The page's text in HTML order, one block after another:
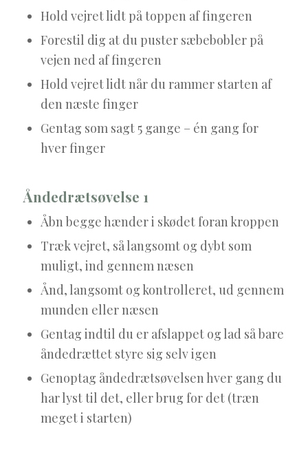
Hold vejret lidt på toppen af fingeren
Forestil dig at du puster sæbebobler på
vejen ned af fingeren
Hold vejret lidt når du rammer starten af
den næste finger
Gentag som sagt 5 gange – én gang for
hver finger
Åndedrætsøvelse 1
Åbn begge hænder i skødet foran kroppen
Træk vejret, så langsomt og dybt som
muligt, ind gennem næsen
Ånd, langsomt og kontrolleret, ud gennem
munden eller næsen
Gentag indtil du er afslappet og lad så bare
åndedrættet styre sig selv igen
Genoptag åndedrætsøvelsen hver gang du
har lyst til det, eller brug for det (træn
meget i starten)